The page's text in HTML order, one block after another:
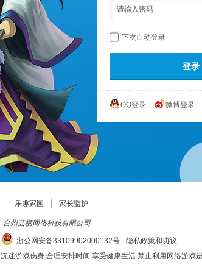
下次自动登录
QQ登录 微博登录
乐趣家园 家长监护
台州芸栖网络科技有限公司
浙公网安备33109902000132号
隐私政策和协议
迷游戏伤身 合理安排时间 享受健康生活 禁止利用网络游戏